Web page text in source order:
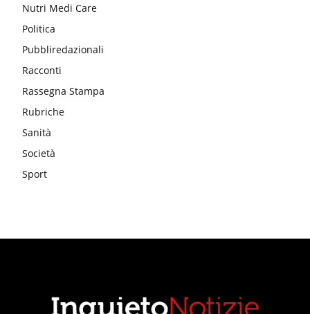
Nutri Medi Care
Politica
Pubbliredazionali
Racconti
Rassegna Stampa
Rubriche
Sanità
Società
Sport